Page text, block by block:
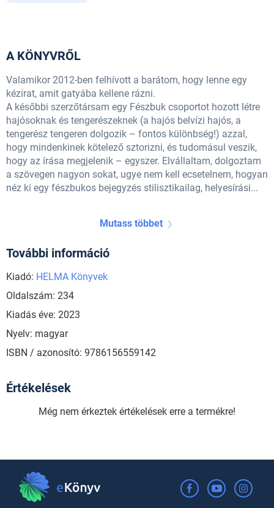
A KÖNYVRŐL
Valamikor 2012-ben felhívott a barátom, hogy lenne egy
kézirat, amit gatyába kellene rázni.
A későbbi szerzőtársam egy Fészbuk csoportot hozott létre
hajósoknak és tengerészeknek (a hajós belvízi hajós, a
tengerész tengeren dolgozik – fontos különbség!) azzal,
hogy mindenkinek kötelező sztorizni, és tudomásul veszik,
hogy az írása megjelenik – egyszer. Elvállaltam, dolgoztam
a szövegen nagyon sokat, ugye nem kell ecsetelnem, hogyan
néz ki egy fészbukos bejegyzés stilisztikailag, helyesírási...
Mutass többet
További információ
Kiadó: HELMA Könyvek
Oldalszám: 234
Kiadás éve: 2023
Nyelv: magyar
ISBN / azonosító: 9786156559142
Értékelések
Még nem érkeztek értékelések erre a termékre!